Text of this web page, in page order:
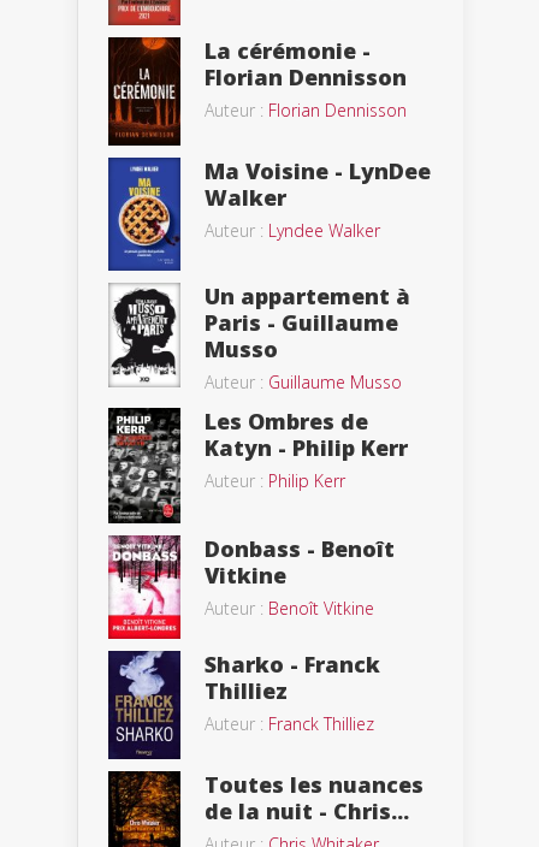
La cérémonie -
Florian Dennisson
Auteur : Florian Dennisson
Ma Voisine - LynDee
Walker
Auteur : Lyndee Walker
Un appartement à
Paris - Guillaume
Musso
Auteur : Guillaume Musso
Les Ombres de
Katyn - Philip Kerr
Auteur : Philip Kerr
Donbass - Benoît
Vitkine
Auteur : Benoît Vitkine
Sharko - Franck
Thilliez
Auteur : Franck Thilliez
Toutes les nuances
de la nuit - Chris...